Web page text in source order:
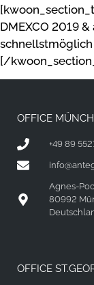
DMEXCO 2019
schnellstmöglich
[/
OFFICE
+49 89
Agnes-
80992
OFFICE